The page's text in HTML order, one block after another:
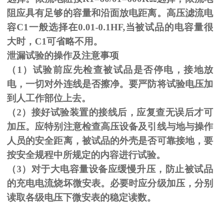
阻应具有足够的容量和沿面放电距离。高压滤流电
容C1一般选择在0.01-0.1HF,当被试品的电容量很
大时，C1可省略不用。
泄漏试验的操作及注意事项
（1）试验前应先检查被试品是否停电，接地放
电，一切对外连线是否擦净。要严防将试验电压加
到人工作部位上去。
（2）接好试验装置的接线后，应复查无误后才可
加压。应特别注意检查高压设备及引线与地与操作
人员的安全距离，被试品的外壳是否可靠接地，要
按安全规程中所规定的内容进行试验。
（3）对于大电容量设备应缓慢升压，防止被试品
的充电电流烧坏微安表。必要时应分级加压，分别
读取各级电压下微安表的稳定读数。